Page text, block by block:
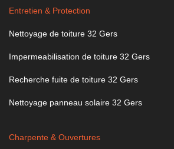
Entretien & Protection
Nettoyage de toiture 32 Gers
Impermeabilisation de toiture 32 Gers
Recherche fuite de toiture 32 Gers
Nettoyage panneau solaire 32 Gers
Charpente & Ouvertures